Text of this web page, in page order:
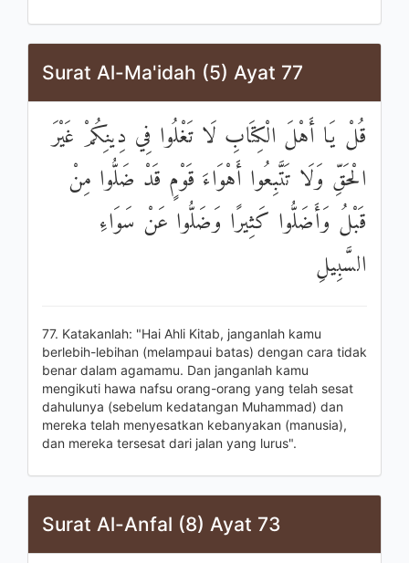
Surat Al-Ma'idah (5) Ayat 77
قُلْ يَا أَهْلَ الْكِتَابِ لَا تَغْلُوا فِي دِينِكُمْ غَيْرَ
الْحَقِّ وَلَا تَتَّبِعُوا أَهْوَاءَ قَوْمٍ قَدْ ضَلُّوا مِنْ
قَبْلُ وَأَضَلُّوا كَثِيرًا وَضَلُّوا عَنْ سَوَاءِ
السَّبِيلِ
77. Katakanlah: "Hai Ahli Kitab, janganlah kamu
berlebih-lebihan (melampaui batas) dengan cara tidak
benar dalam agamamu. Dan janganlah kamu
mengikuti hawa nafsu orang-orang yang telah sesat
dahulunya (sebelum kedatangan Muhammad) dan
mereka telah menyesatkan kebanyakan (manusia),
dan mereka tersesat dari jalan yang lurus".
Surat Al-Anfal (8) Ayat 73